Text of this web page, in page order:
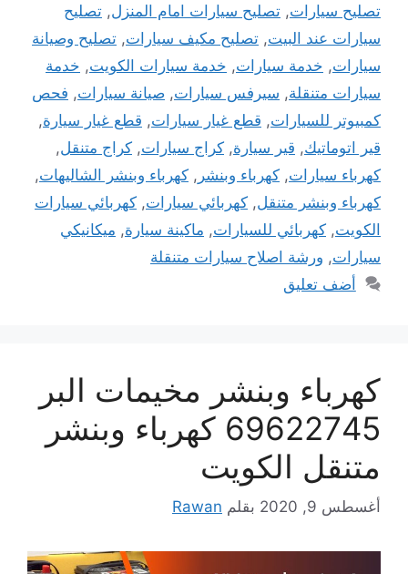
تصليح سيارات, تصليح سيارات امام المنزل, تصليح
سيارات عند البيت, تصليح مكيف سيارات, تصليح وصيانة
سيارات, خدمة سيارات, خدمة سيارات الكويت, خدمة
سيارات متنقلة, سيرفس سيارات, صيانة سيارات, فحص
كمبيوتر للسيارات, قطع غيار سيارات, قطع غيار سيارة,
قير اتوماتيك, قير سيارة, كراج سيارات, كراج متنقل,
كهرباء سيارات, كهرباء وبنشر , كهرباء وبنشر الشاليهات,
كهرباء وبنشر متنقل, كهربائي سيارات, كهربائي سيارات
الكويت, كهربائي للسيارات, ماكينة سيارة, ميكانيكي
سيارات, ورشة اصلاح سيارات متنقلة
أضف تعليق
كهرباء وبنشر مخيمات البر
69622745 كهرباء وبنشر
متنقل الكويت
أغسطس 9, 2020 بقلم Rawan